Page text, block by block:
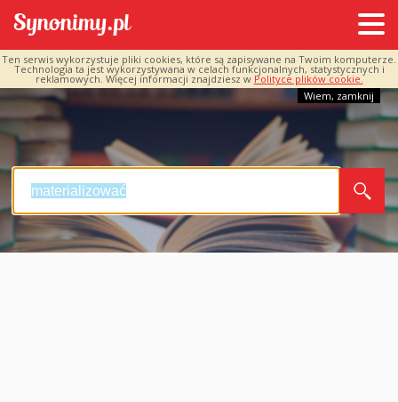
Ten serwis wykorzystuje pliki cookies, które są zapisywane na Twoim komputerze.
Technologia ta jest wykorzystywana w celach funkcjonalnych, statystycznych i
reklamowych. Więcej informacji znajdziesz w Polityce plików cookie.
Wiem, zamknij